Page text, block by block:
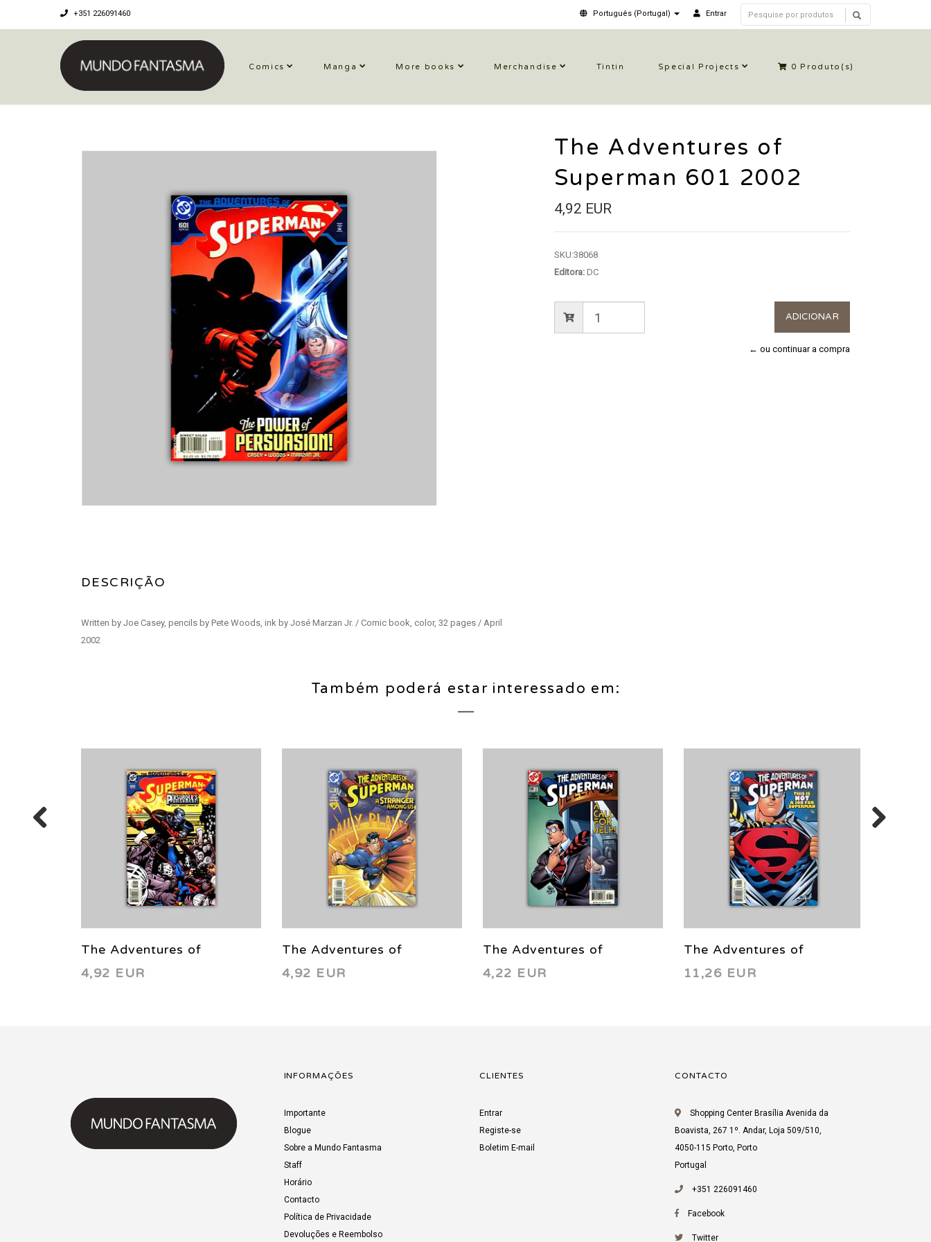
+351 226091460 Português (Portugal) Entrar
Comics Manga More books Merchandise Tintin Special Projects 0 Produto(s)
DESCRIÇÃO
Written by Joe Casey, pencils by Pete Woods, ink by José Marzan Jr. / Comic book, color, 32 pages / April
2002
The Adventures of
Superman 601 2002
4,92 EUR
SKU:38068
Editora:DC
← ou continuar a compra
Também poderá estar interessado em:
The Adventures of
Superman 602 2002
4,92 EUR
The Adventures of
Superman 592 2001
4,92 EUR
The Adventures of
Superman 598 2002
4,22 EUR
The Adventures of
Superman 596 2001
11,26 EUR
INFORMAÇÕES
Importante
Blogue
Sobre a Mundo Fantasma
Staff
Horário
Contacto
Política de Privacidade
Devoluções e Reembolso
CLIENTES
Entrar
Registe-se
Boletim E-mail
CONTACTO
Shopping Center Brasília Avenida da
Boavista, 267 1º. Andar, Loja 509/510,
4050-115 Porto, Porto
Portugal
+351 226091460
Facebook
Twitter